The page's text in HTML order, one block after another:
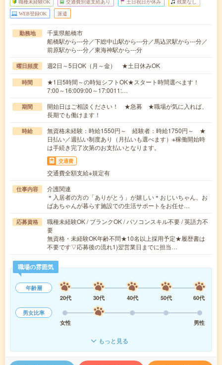
職種未経験OK 交通費別途支給あり 土日祝日が休み 残業なし
WEB登録OK 派遣
勤務地
千葉県船橋市
船橋駅から---分／下総中山駅から---分／馬込沢駅から---分／
前原駅から---分／東海神駅から---分
曜日頻度 週2日～5日OK（月～金） ★土日休みOK
時間
★1日5時間～の時短シフトOK★スタート時間選べます！
7:00～16:009:00～17:0011:…
期間
開始日はご相談ください！ ★急募 ★職場が気に入れば、
長期でも働けます！
時給
無資格未経験：時給1550円～ 経験者：時給1750円～ ★
日払い／週払い制度あり（月払いも選べます）※稼働開始時
は手続き完了次第のお支払いとなります。
交通費
交通費全額支給※規定有
仕事内容
介護関連
＊入居者の方の「ありがとう」が嬉しい＊おじいちゃん、お
ばあちゃんが暮らす施設での生活サポートをお任せ…
応募資格
職種未経験OK / ブランクOK / パソコンスキル不要 / 英語力不
要
無資格・未経験OK年齢不問★10名以上採用予定★履歴書は
不要です▽応募後の流れ1)翌営業日までに担当…
職場の雰囲気
年齢層
20代
30代 40代 50代
60代
男女比率
女性
男性
もっと見る